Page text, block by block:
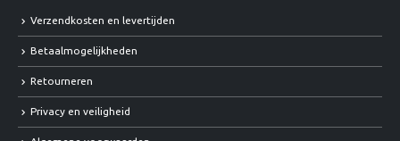
Verzendkosten en levertijden
Betaalmogelijkheden
Retourneren
Privacy en veiligheid